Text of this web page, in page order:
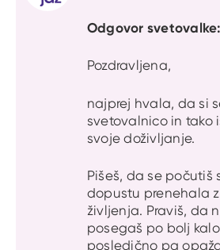
Odgovor svetovalke:
Pozdravljena,
najprej hvala, da si
svetovalnico in tako
svoje doživljanje.
Pišeš, da se počutiš
dopustu prenehala
življenja. Praviš, da
posegaš po bolj
posledično pa